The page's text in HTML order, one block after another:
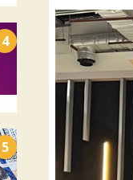
4
5